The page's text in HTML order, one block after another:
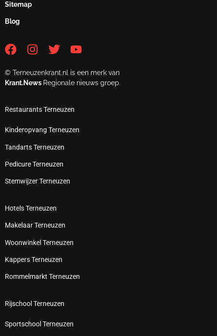
Sitemap
Blog
© Terneuzenkrant.nl is een merk van
Krant.News Regionale nieuws groep.
Restaurants Terneuzen
Kinderopvang Terneuzen
Tandarts Terneuzen
Pedicure Terneuzen
Stemwijzer Terneuzen
Hotels Terneuzen
Makelaar Terneuzen
Woonwinkel Terneuzen
Kappers Terneuzen
Rommelmarkt Terneuzen
Rijschool Terneuzen
Sportschool Terneuzen